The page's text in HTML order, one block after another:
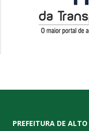
PREFEITURA DE